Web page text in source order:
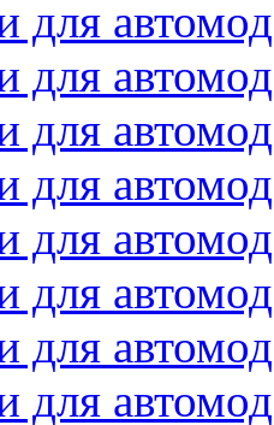
для
для
для
для
для
для
для
для